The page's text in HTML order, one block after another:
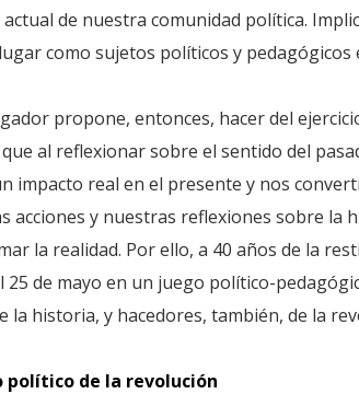
de nuestra comunidad política.
como sujetos políticos y pedagógicos
propone, entonces, hacer del
al reflexionar sobre el sentido del
impacto real en el presente y nos
acciones y nuestras reflexiones sobre la
la realidad. Por ello, a 40 años de la
25 de mayo en un juego político-
la historia, y hacedores, también, de la
político de la revolución